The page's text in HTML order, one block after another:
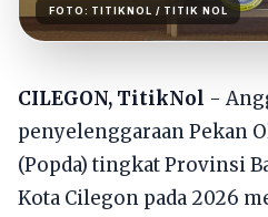
FOTO: TITIKNOL / TITIK NOL
CILEGON, TitikNol -
penyelenggaraan Pekan
(Popda) tingkat Provinsi
Kota Cilegon pada 2026